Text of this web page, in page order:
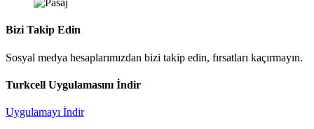
Bizi Takip Edin
Sosyal medya hesaplarımızdan bizi takip edin, fırsatları kaçırmayın.
Turkcell Uygulamasını İndir
Uygulamayı İndir